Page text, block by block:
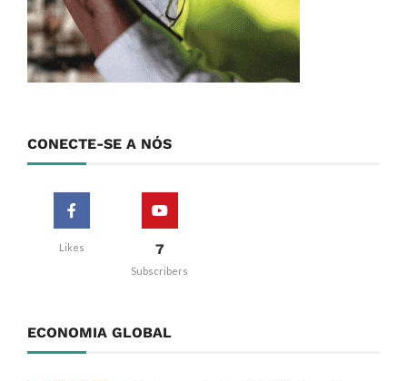
CONECTE-SE A NÓS
Likes 7
Subscribers
ECONOMIA GLOBAL